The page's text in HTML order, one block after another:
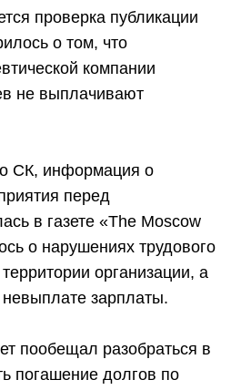
проверка публикации
о том, что
компании
не выплачивают
СК, информация о
перед
в газете «The Moscow
о нарушениях трудового
организации, а
зарплаты.
пообещал разобраться в
погашение долгов по